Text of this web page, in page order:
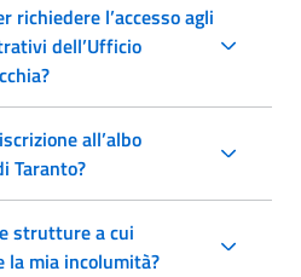
richiedere l’accesso agli
dell’Ufficio
all’albo
Taranto?
strutture a cui
mia incolumità?